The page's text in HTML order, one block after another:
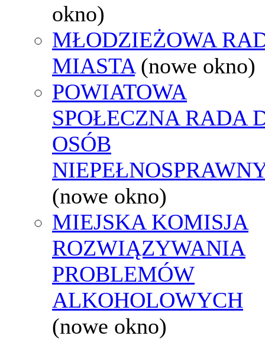
okno)
MŁODZIEŻOWA
MIASTA (nowe okno)
POWIATOWA
SPOŁECZNA RADA
OSÓB
(nowe okno)
MIEJSKA KOMISJA
ROZWIĄZYWANIA
PROBLEMÓW
ALKOHOLOWYCH
(nowe okno)